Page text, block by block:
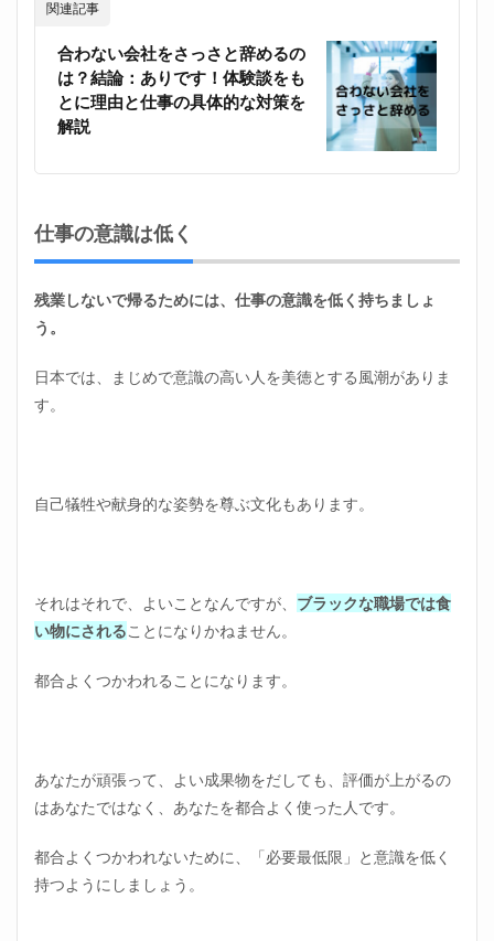
関連記事
合わない会社をさっさと辞めるの
は？結論：ありです！体験談をも
とに理由と仕事の具体的な対策を
解説
仕事の意識は低く
残業しないで帰るためには、仕事の意識を低く持ちましょ
う。
日本では、まじめで意識の高い人を美徳とする風潮がありま
す。
自己犠牲や献身的な姿勢を尊ぶ文化もあります。
それはそれで、よいことなんですが、 ブラックな職場では食
い物にされることになりかねません。
都合よくつかわれることになります。
あなたが頑張って、よい成果物をだしても、評価が上がるの
はあなたではなく、あなたを都合よく使った人です。
都合よくつかわれないために、「必要最低限」と意識を低く
持つようにしましょう。